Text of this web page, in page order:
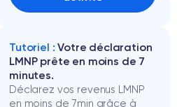
Tutoriel : Votre déclaration
LMNP prête en moins de 7
minutes.
Déclarez vos revenus LMNP
en moins de 7min grâce à